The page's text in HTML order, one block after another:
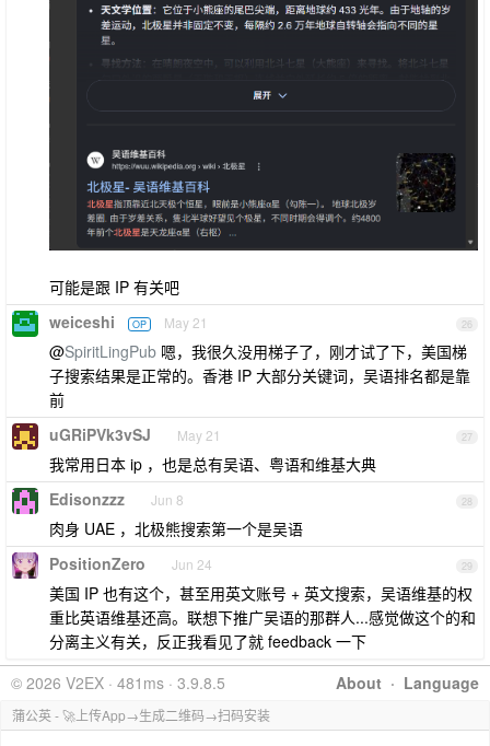
可能是跟 IP 有关吧
26
weiceshi OP May 21
@SpiritLingPub 嗯，我很久没用梯子了，刚才试了下，美国梯
子搜索结果是正常的。香港 IP 大部分关键词，吴语排名都是靠
前
27
uGRiPVk3vSJ May 21
我常用日本 ip ，也是总有吴语、粤语和维基大典
28
Edisonzzz Jun 8
肉身 UAE ，北极熊搜索第一个是吴语
29
PositionZero Jun 24
美国 IP 也有这个，甚至用英文账号 + 英文搜索，吴语维基的权
重比英语维基还高。联想下推广吴语的那群人...感觉做这个的和
分离主义有关，反正我看见了就 feedback 一下
About · Language
© 2026 V2EX · 481ms · 3.9.8.5
蒲公英 - 🚀上传App→生成二维码→扫码安装